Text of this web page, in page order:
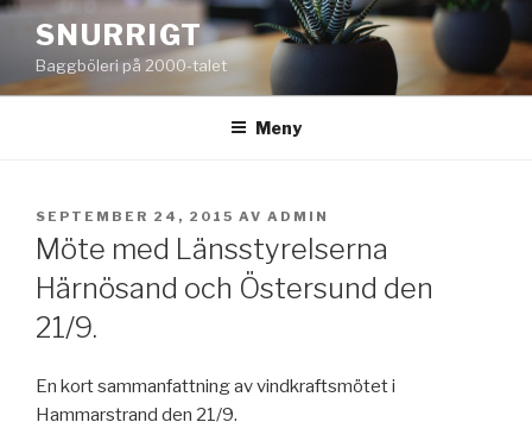
Hoppa
innehåll
SNURRIGT
Baggböleri på 2000-talet
Meny
PUBLICERAT
SEPTEMBER 24, 2015 AV ADMIN
Möte med Länsstyrelserna
Härnösand och Östersund den
21/9.
En kort sammanfattning av vindkraftsmötet i
Hammarstrand den 21/9.